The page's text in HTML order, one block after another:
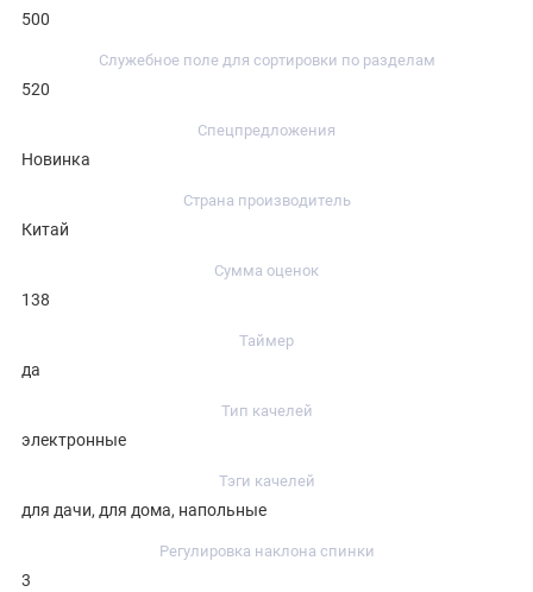
500
Служебное поле для сортировки по разделам
520
Спецпредложения
Новинка
Страна производитель
Китай
Сумма оценок
138
Таймер
да
Тип качелей
электронные
Тэги качелей
для дачи, для дома, напольные
Регулировка наклона спинки
3